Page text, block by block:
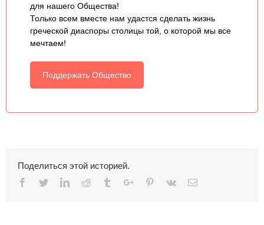
для нашего Общества!
Только всем вместе нам удастся сделать жизнь
греческой диаспоры столицы той, о которой мы все
мечтаем!
Поддержать Общество
Поделиться этой историей.
Facebook
TwitterLinkedinReddit TumblrGoogle+Pinterest
Vk Email